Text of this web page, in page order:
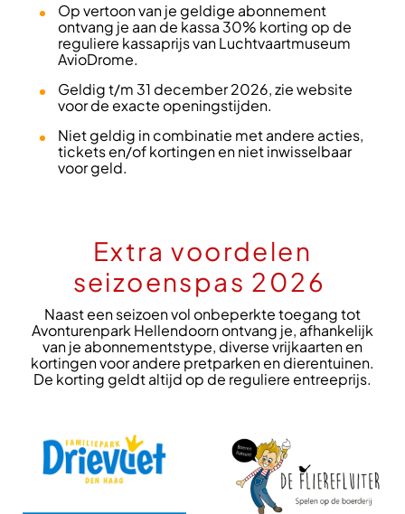
Op vertoon van je geldige abonnement
ontvang je aan de kassa 30% korting op de
reguliere kassaprijs van Luchtvaartmuseum
AvioDrome.
Geldig t/m 31 december 2026, zie website
voor de exacte openingstijden.
Niet geldig in combinatie met andere acties,
tickets en/of kortingen en niet inwisselbaar
voor geld.
Extra voordelen
seizoenspas 2026
Naast een seizoen vol onbeperkte toegang tot
Avonturenpark Hellendoorn ontvang je, afhankelijk
van je abonnementstype, diverse vrijkaarten en
kortingen voor andere pretparken en dierentuinen.
De korting geldt altijd op de reguliere entreeprijs.